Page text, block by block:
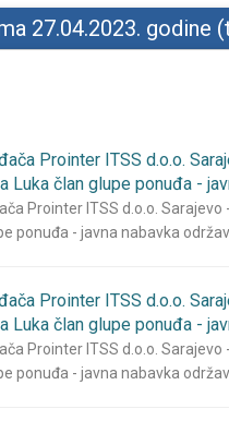
27.04.2023. godine
Prointer ITSS d.o.o.
Luka član glupe ponuđa -
Prointer ITSS d.o.o.
ponuđa - javna nabavka
Prointer ITSS d.o.o.
Luka član glupe ponuđa -
Prointer ITSS d.o.o.
ponuđa - javna nabavka